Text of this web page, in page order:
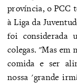
província, o PCC
à Liga da
foi considerada
colegas. "Mas em
comida e ser
nossa 'grande